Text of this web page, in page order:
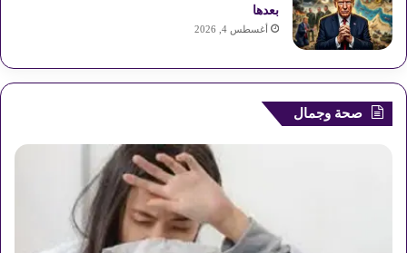
بعدها
أغسطس 4, 2026
صحة وجمال